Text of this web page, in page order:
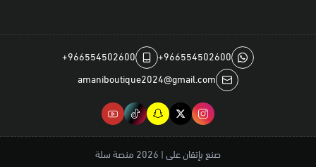
+966554502600
+966554502600
amaniboutique2024@gmail.com
صنع بإتقان على | 2026 منصة سلة